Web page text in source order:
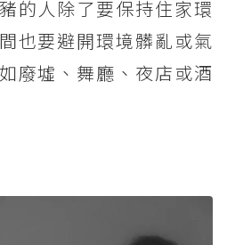
的人除了要保持住家環
也要避開環境髒亂或氣
廢墟、舞廳、夜店或酒